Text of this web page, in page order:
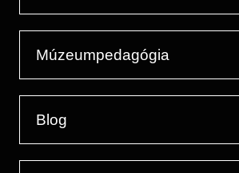
Múzeumpedagógia
Blog